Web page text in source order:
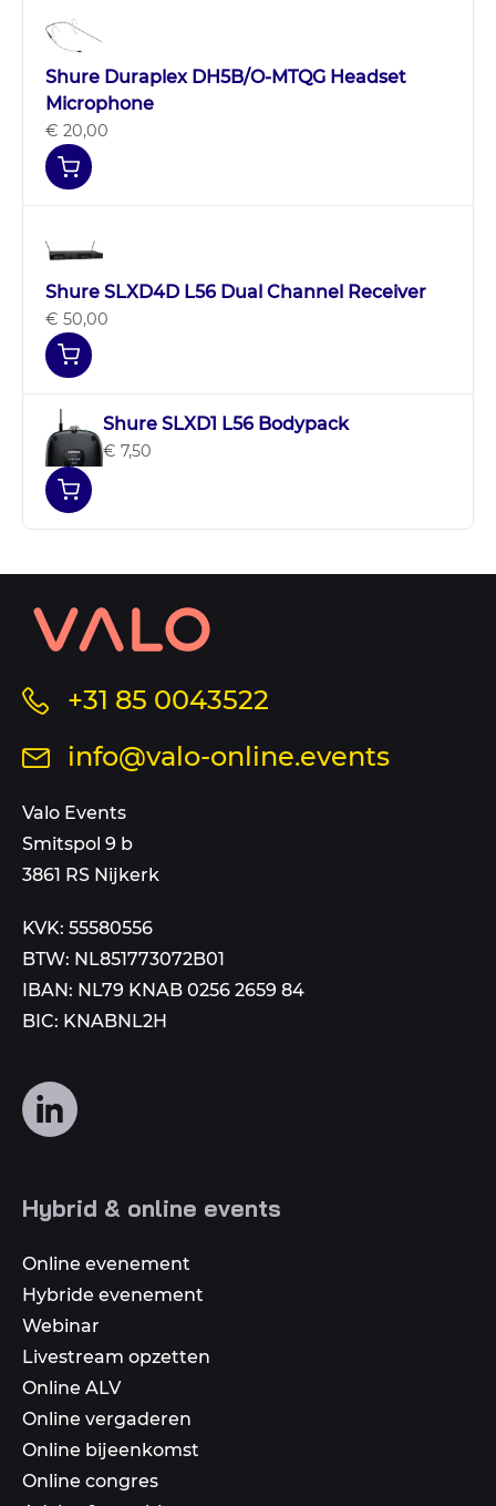
Shure Duraplex DH5B/O-MTQG Headset
Microphone
€ 20,00
Shure SLXD4D L56 Dual Channel Receiver
€ 50,00
Shure SLXD1 L56 Bodypack
€ 7,50
Contact
informatie
sitemap+31 85 0043522
op
Stuur
mail
aan
info@valo-online.events
Valo Events
Smitspol 9 b
3861 RS Nijkerk
KVK: 55580556
BTW: NL851773072B01
IBAN: NL79 KNAB 0256 2659 84
BIC: KNABNL2H
Volg
ons
media
Hybrid & online events
Online evenement
Hybride evenement
Webinar
Livestream opzetten
Online ALV
Online vergaderen
Online bijeenkomst
Online congres